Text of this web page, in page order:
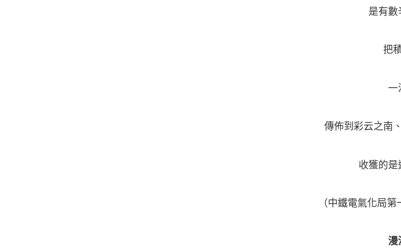
是有數
把
一
傳佈到彩云之南
收獲的
（中鐵電氣化局
漫